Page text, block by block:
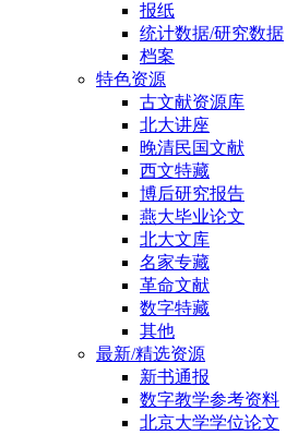
报纸
统计数据/研究数据
档案
特色资源
古文献资源库
北大讲座
晚清民国文献
西文特藏
博后研究报告
燕大毕业论文
北大文库
名家专藏
革命文献
数字特藏
其他
最新/精选资源
新书通报
数字教学参考资料
北京大学学位论文